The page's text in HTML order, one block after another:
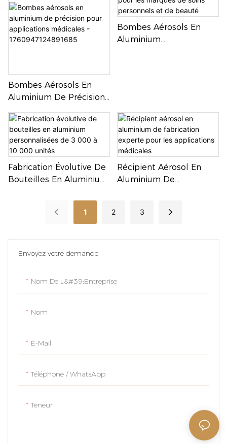
Envoyez votre demande
Nom De L&#39;entreprise
Nom
E-Mail
Téléphone / WhatsApp
Teneur
Disponibles
Bombes Aérosols En
Aluminium De Précision
Médicales -
1760947124891685
Bombes Aérosols En
Aluminium
Fabrication Évolutive De
Bouteilles En Aluminium
Récipient Aérosol En
Aluminium De
Médicales
1 2 3